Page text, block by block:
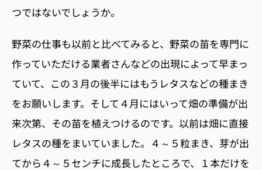
つではないでしょうか。
野菜の仕事も以前と比べてみると、野菜の苗を専門に
作っていただける業者さんなどの出現によって早まっ
ていて、この３月の後半にはもうレタスなどの種まき
をお願いします。そして４月にはいって畑の準備が出
来次第、その苗を植えつけるのです。以前は畑に直接
レタスの種をまいていました。４～５粒まき、芽が出
てから４～５センチに成長したところで、１本だけを